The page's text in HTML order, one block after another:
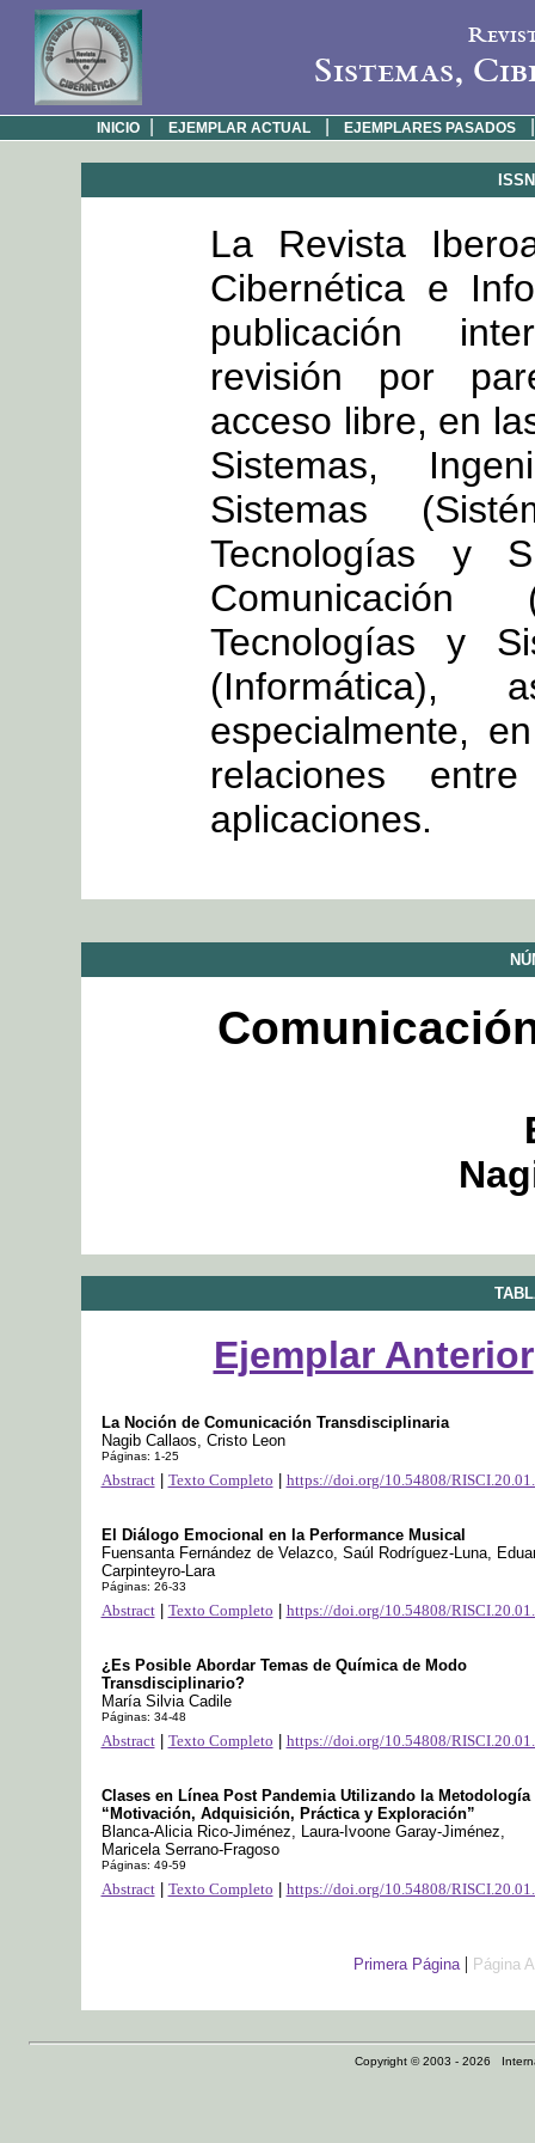
Sistemas,
INICIO EJEMPLAR ACTUAL EJEMPLARES PASADOS
La Revista
Cibernética e
publicación
revisión por
acceso libre, en
Sistemas,
Sistemas
Tecnologías y
Tecnologías y
especialmente,
relaciones
aplicaciones.
Ejemplar Anterior
La Noción de Comunicación Transdisciplinaria
Nagib Callaos, Cristo Leon
Páginas: 1-25
Abstract| Texto Completo https://doi.org/10.54808/
El Diálogo Emocional en la Performance Musical
Fuensanta Fernández de Velazco, Saúl Rodríguez-Luna,
Carpinteyro-Lara
Páginas: 26-33
Abstract| Texto Completo https://doi.org/10.54808/
¿Es Posible Abordar Temas de Química de Modo
Transdisciplinario?
María Silvia Cadile
Páginas: 34-48
Abstract| Texto Completo https://doi.org/10.54808/
Clases en Línea Post Pandemia Utilizando la Metodología
“Motivación, Adquisición, Práctica y Exploración”
Blanca-Alicia Rico-Jiménez, Laura-Ivoone Garay-Jiménez,
Maricela Serrano-Fragoso
Páginas: 49-59
Abstract| Texto Completo https://doi.org/10.54808/
Primera Página | Página
Copyright © 2003 - 2026